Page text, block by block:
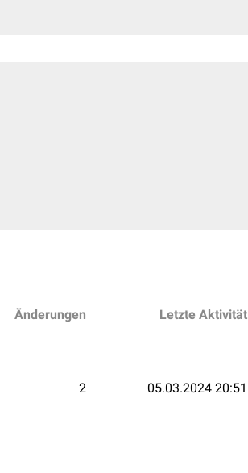
Änderungen Letzte Aktivität
2 05.03.2024 20:51